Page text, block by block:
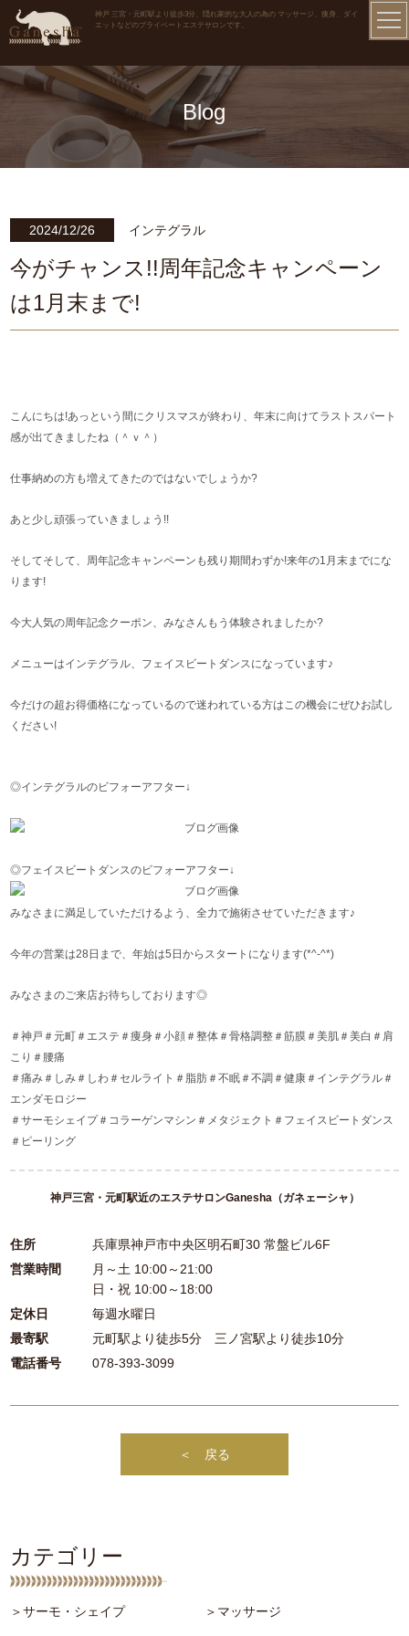
神戸 三宮・元町駅より徒歩3分、隠れ家的な大人の為の マッサージ、痩身、ダイ
エットなどのプライベートエステサロンです。
Blog
2024/12/26 インテグラル
今がチャンス!!周年記念キャンペーン
は1月末まで!
こんにちは!あっという間にクリスマスが終わり、年末に向けてラストスパート
感が出てきましたね（＾ｖ＾）
仕事納めの方も増えてきたのではないでしょうか?
あと少し頑張っていきましょう!!
そしてそして、周年記念キャンペーンも残り期間わずか!来年の1月末までにな
ります!
今大人気の周年記念クーポン、みなさんもう体験されましたか?
メニューはインテグラル、フェイスビートダンスになっています♪
今だけの超お得価格になっているので迷われている方はこの機会にぜひお試し
ください!
◎インテグラルのビフォーアフター↓
◎フェイスビートダンスのビフォーアフター↓
みなさまに満足していただけるよう、全力で施術させていただきます♪
今年の営業は28日まで、年始は5日からスタートになります(*^-^*)
みなさまのご来店お待ちしております◎
＃神戸＃元町＃エステ＃痩身＃小顔＃整体＃骨格調整＃筋膜＃美肌＃美白＃肩
こり＃腰痛
＃痛み＃しみ＃しわ＃セルライト＃脂肪＃不眠＃不調＃健康＃インテグラル＃
エンダモロジー
＃サーモシェイプ＃コラーゲンマシン＃メタジェクト＃フェイスビートダンス
＃ピーリング
神戸三宮・元町駅近のエステサロンGanesha（ガネェーシャ）
住所
兵庫県神戸市中央区明石町30 常盤ビル6F
営業時間
月～土 10:00～21:00
日・祝 10:00～18:00
定休日
毎週水曜日
最寄駅
元町駅より徒歩5分 三ノ宮駅より徒歩10分
電話番号
078-393-3099
＜ 戻る
カテゴリー
＞サーモ・シェイプ ＞マッサージ